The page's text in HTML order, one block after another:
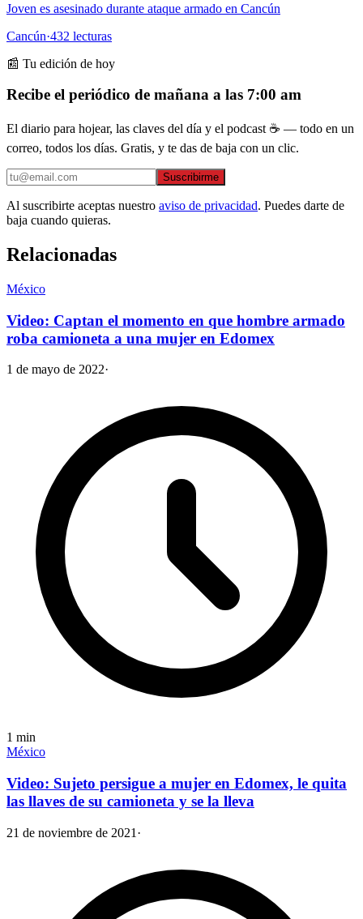
Joven es asesinado durante ataque armado en Cancún
Cancún·432 lecturas
📰 Tu edición de hoy
Recibe el periódico de mañana a las 7:00 am
El diario para hojear, las claves del día y el podcast ☕ — todo en un
correo, todos los días. Gratis, y te das de baja con un clic.
Suscribirme
Al suscribirte aceptas nuestro aviso de privacidad. Puedes darte de
baja cuando quieras.
Relacionadas
México
Video: Captan el momento en que hombre armado
roba camioneta a una mujer en Edomex
1 de mayo de 2022·
1 min
México
Video: Sujeto persigue a mujer en Edomex, le quita
las llaves de su camioneta y se la lleva
21 de noviembre de 2021 ·